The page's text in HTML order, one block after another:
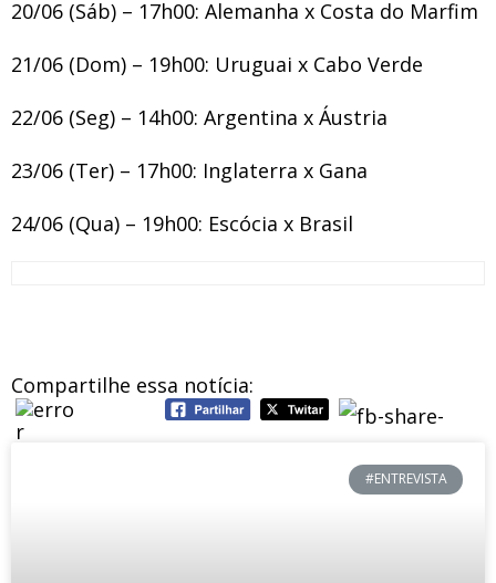
20/06 (Sáb) – 17h00: Alemanha x Costa do Marfim
21/06 (Dom) – 19h00: Uruguai x Cabo Verde
22/06 (Seg) – 14h00: Argentina x Áustria
23/06 (Ter) – 17h00: Inglaterra x Gana
24/06 (Qua) – 19h00: Escócia x Brasil
Compartilhe essa notícia:
#ENTREVISTA